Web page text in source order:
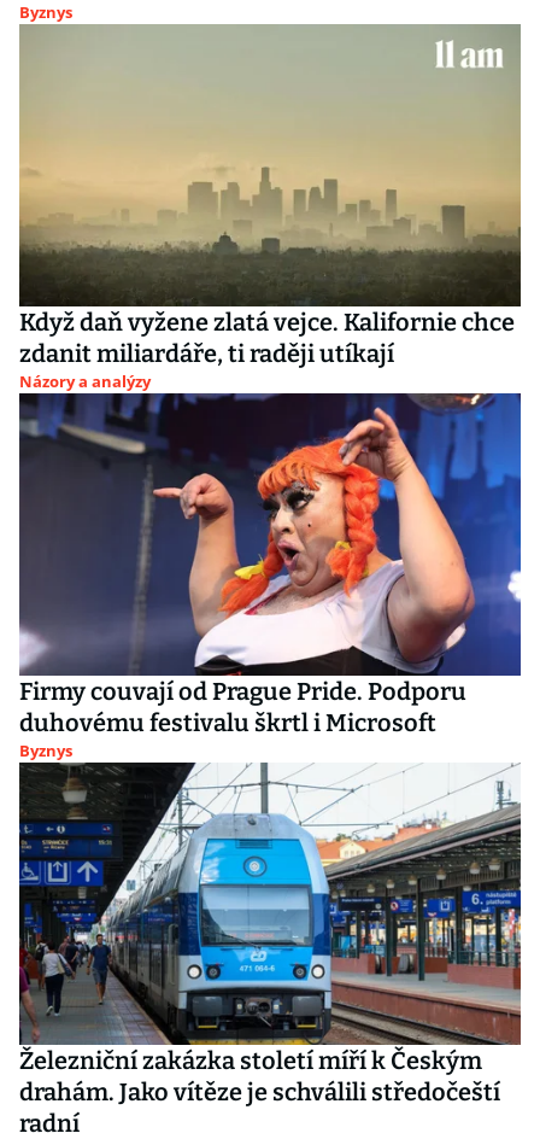
Byznys
Když daň vyžene zlatá vejce. Kalifornie chce
zdanit miliardáře, ti raději utíkají
Názory a analýzy
Firmy couvají od Prague Pride. Podporu
duhovému festivalu škrtl i Microsoft
Byznys
Železniční zakázka století míří k Českým
drahám. Jako vítěze je schválili středočeští
radní